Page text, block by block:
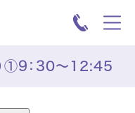
）①9：30～12:45